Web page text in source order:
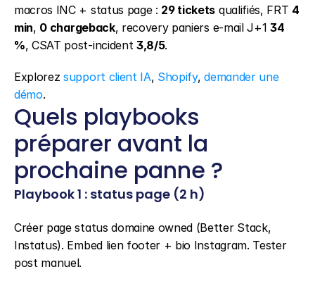
macros INC + status page : 29 tickets qualifiés, FRT 4
min, 0 chargeback, recovery paniers e-mail J+1 34
%, CSAT post-incident 3,8/5.
Explorez support client IA, Shopify, demander une
démo.
Quels playbooks
préparer avant la
prochaine panne ?
Playbook 1 : status page (2 h)
Créer page status domaine owned (Better Stack,
Instatus). Embed lien footer + bio Instagram. Tester
post manuel.